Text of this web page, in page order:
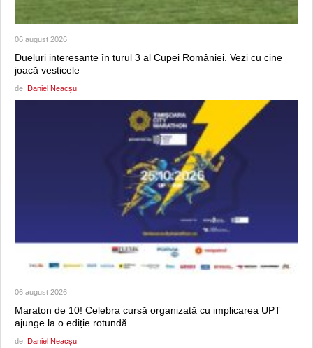
06 august 2026
Dueluri interesante în turul 3 al Cupei României. Vezi cu cine
joacă vesticele
de: Daniel Neacșu
06 august 2026
Maraton de 10! Celebra cursă organizată cu implicarea UPT
ajunge la o ediție rotundă
de: Daniel Neacșu